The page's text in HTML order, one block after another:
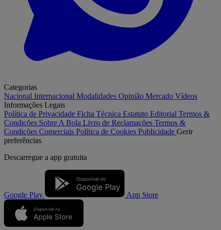
Categorias
Nacional Internacional Modalidades Opinião Mercado Vídeos
Informações Legais
Política de Privacidade Ficha Técnica Estatuto Editorial Termos &
Condições Sobre A Bola Livro de Reclamações Termos &
Condições Comerciais Política de Cookies Publicidade Gerir
preferências
Descarregue a app gratuita
Google Play App Store